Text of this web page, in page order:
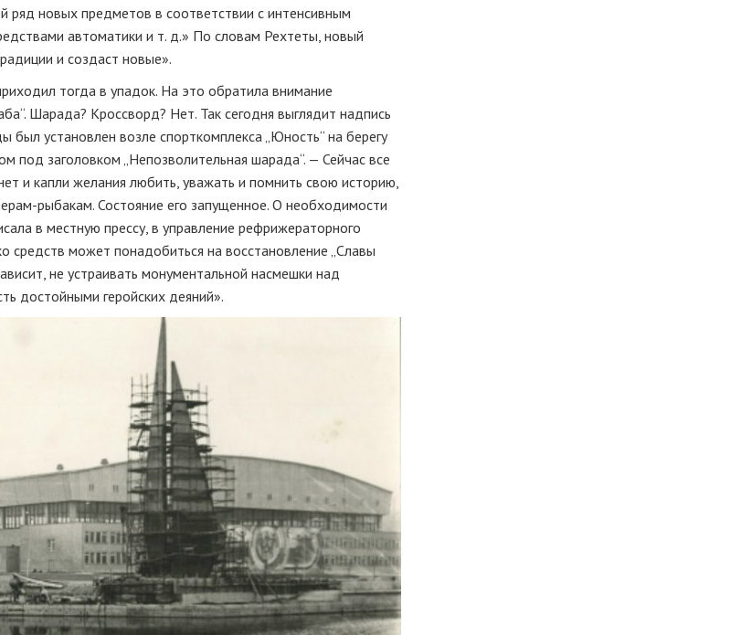
ряд новых предметов в соответствии с интенсивным
автоматики и т. д.» По словам Рехтеты, новый
и создаст новые».
тогда в упадок. На это обратила внимание
Шарада? Кроссворд? Нет. Так сегодня выглядит надпись
установлен возле спорткомплекса „Юность“ на берегу
под заголовком „Непозволительная шарада“. — Сейчас все
и капли желания любить, уважать и помнить свою историю,
рыбакам. Состояние его запущенное. О необходимости
в местную прессу, в управление рефрижераторного
средств может понадобиться на восстановление „Славы
не устраивать монументальной насмешки над
достойными геройских деяний».